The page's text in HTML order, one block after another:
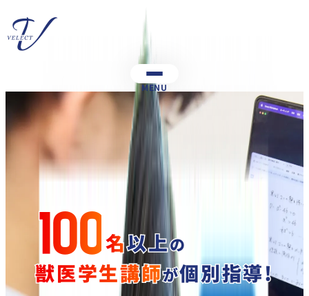
MENU
100 名以上の
獣医学生講師が個別指導!